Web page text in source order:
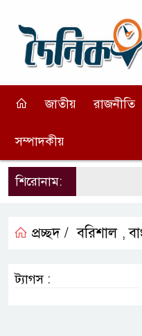
জাতীয় রাজনীতি
সম্পাদকীয়
শিরোনাম:
প্রচ্ছদ / বরিশাল ,
ট্যাগস :